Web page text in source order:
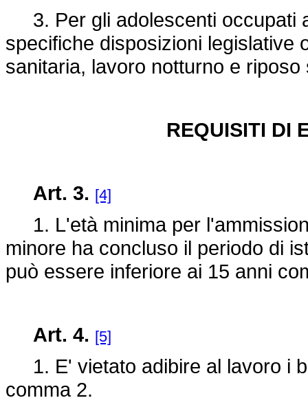
3. Per gli adolescenti occupati
specifiche disposizioni legislative
sanitaria, lavoro notturno e riposo
REQUISITI DI
Art. 3. [4]
1. L'età minima per
minore ha concluso il periodo di
può essere inferiore ai 15 anni
Art. 4. [5]
1. E' vietato adibire al lavoro i
comma 2.